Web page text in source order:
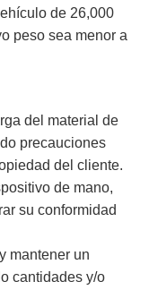
de 26,000
peso sea menor a
del material de
precauciones
del cliente.
de mano,
su conformidad
mantener un
cantidades y/o